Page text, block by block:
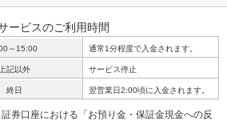
ービスのご利用時間
～15:00 通常1分程度で入金されます。
上記以外 サービス停止
終日 翌営業日2:00頃に入金されます。
券口座における「お預り金・保証金現金への反